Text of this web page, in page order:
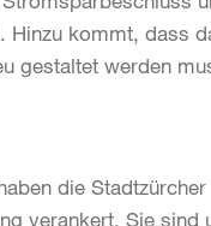
Hinzu kommt, dass
gestaltet werden
die Stadtzürcher
verankert. Sie sind